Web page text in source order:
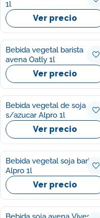
1l
Ver precio
Bebida vegetal barista
avena Oatly 1l
Ver precio
Bebida vegetal de soja
s/azucar Alpro 1l
Ver precio
Bebida vegetal soja barisata
Alpro 1l
Ver precio